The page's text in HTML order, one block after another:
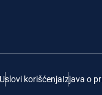
Uslovi korišćenjaIzjava o